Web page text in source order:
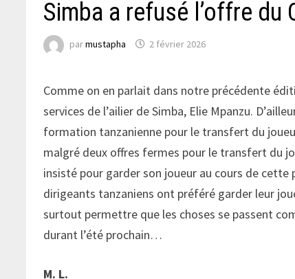
Simba a refusé l’offre du
parmustapha 2 février 2026
Comme on en parlait dans notre précédente
services de l’ailier de Simba, Elie Mpanzu.
formation tanzanienne pour le transfert du
malgré deux offres fermes pour le transfert du
insisté pour garder son joueur au cours de
dirigeants tanzaniens ont préféré garder leur
surtout permettre que les choses se passent
durant l’été prochain…
M. L.